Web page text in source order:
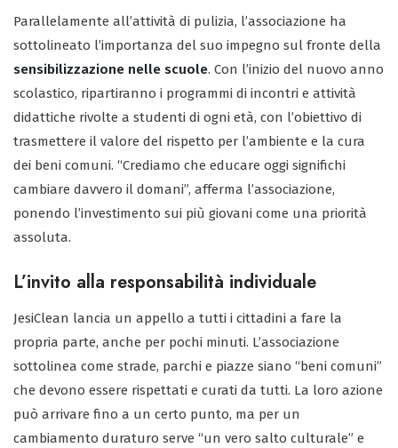
Parallelamente all’attività di pulizia, l’associazione ha
sottolineato l’importanza del suo impegno sul fronte della
sensibilizzazione nelle scuole. Con l’inizio del nuovo anno
scolastico, ripartiranno i programmi di incontri e attività
didattiche rivolte a studenti di ogni età, con l’obiettivo di
trasmettere il valore del rispetto per l’ambiente e la cura
dei beni comuni. “Crediamo che educare oggi significhi
cambiare davvero il domani”, afferma l’associazione,
ponendo l’investimento sui più giovani come una priorità
assoluta.
L’invito alla responsabilità individuale
JesiClean lancia un appello a tutti i cittadini a fare la
propria parte, anche per pochi minuti. L’associazione
sottolinea come strade, parchi e piazze siano “beni comuni”
che devono essere rispettati e curati da tutti. La loro azione
può arrivare fino a un certo punto, ma per un
cambiamento duraturo serve “un vero salto culturale” e